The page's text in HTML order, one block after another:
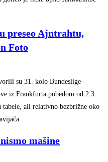
preseo Ajntrahtu,
Foto
su 31. kolo Bundeslige
iz Frankfurta pobedom od 2:3.
tabele, ali relativno bezbrižne oko
mašine